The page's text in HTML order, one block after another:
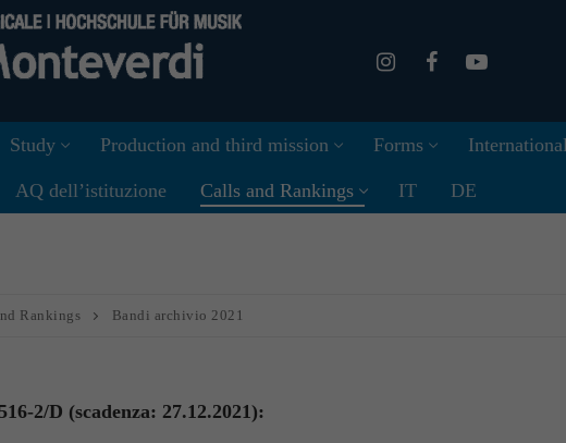
Study Production and third mission Forms
AQ dell’istituzione Calls and Rankings IT DE
Rankings Bandi archivio 2021
2/D (scadenza: 27.12.2021):